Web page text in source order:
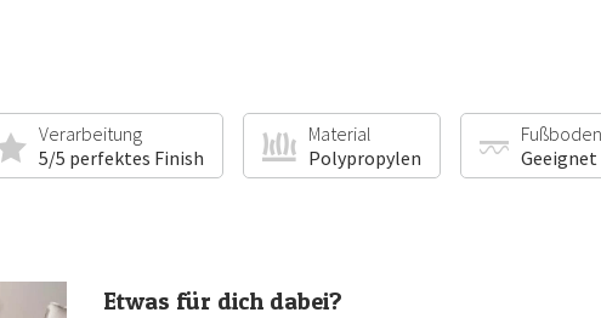
Verarbeitung
5/5 perfektes Finish
Material
Polypropylen
Geeignet
Etwas für dich dabei?